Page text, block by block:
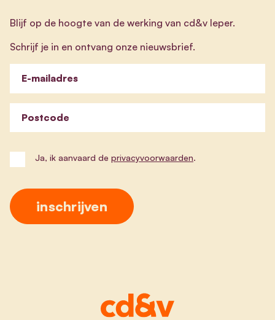
Blijf op de hoogte van de werking van cd&v Ieper.
Schrijf je in en ontvang onze nieuwsbrief.
E-mailadres
Postcode
Ja, ik aanvaard de privacyvoorwaarden.